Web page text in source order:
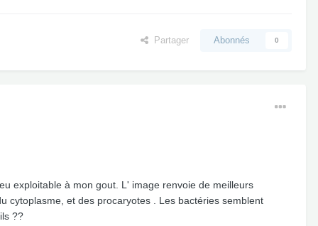
Partager Abonnés 0
exploitable à mon gout. L' image renvoie de meilleurs
cytoplasme, et des procaryotes . Les bactéries semblent
??